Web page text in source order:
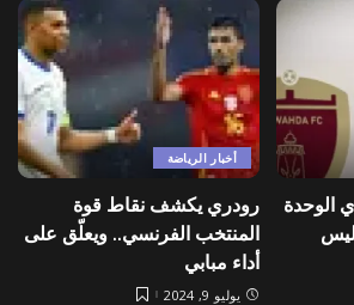
الوحدة
أخبار الرياضة
رودري يكشف نقاط قوة
المنتخب الفرنسي.. ويعلّق على
أداء مبابي
يوليو 9, 2024